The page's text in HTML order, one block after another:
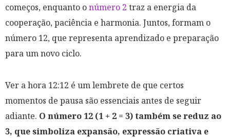
começos, enquanto onúmero 2 traz a energia da
cooperação, paciência e harmonia. Juntos, formam o
número 12, que representa aprendizado e preparação
para um novo ciclo.
Ver a hora 12:12 é um lembrete de que certos
momentos de pausa são essenciais antes de seguir
adiante. O número 12 (1 + 2 = 3) também se reduz ao
3, que simboliza expansão, expressão criativa e